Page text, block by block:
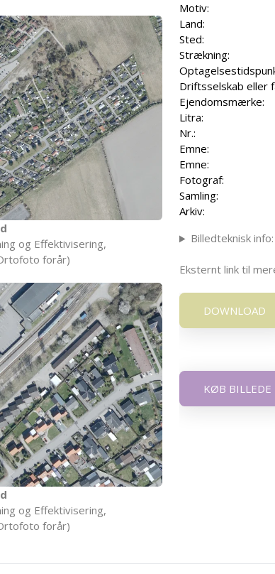
og Effektivisering,
forår)
og Effektivisering,
forår)
Motiv:
Land:
Sted:
Strækning:
Driftsselskab eller
Ejendomsmærke:
Litra:
Nr.:
Emne:
Emne:
Fotograf:
Samling:
Arkiv:
Billedteknisk info:
Eksternt link til
DOWNLOAD
KØB BILLEDE